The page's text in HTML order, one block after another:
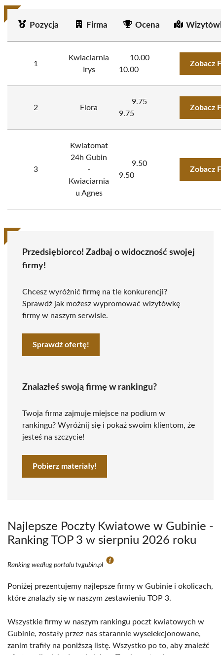
Pozycja Firma Ocena
1
Kwiaciarnia
Irys
10.00
10.00
Zobacz
2 Flora
9.75
9.75
Zobacz
3
Kwiatomat
24h Gubin
-
Kwiaciarnia
u Agnes
9.50
9.50
Zobacz
Przedsiębiorco! Zadbaj o widoczność swojej
firmy!
Chcesz wyróżnić firmę na tle konkurencji?
Sprawdź jak możesz wypromować wizytówkę
firmy w naszym serwisie.
Sprawdź ofertę!
Znalazłeś swoją firmę w rankingu?
Twoja firma zajmuje miejsce na podium w
rankingu? Wyróżnij się i pokaż swoim klientom, że
jesteś na szczycie!
Pobierz materiały!
Najlepsze Poczty Kwiatowe w Gubinie -
Ranking TOP 3 w sierpniu 2026 roku
Ranking według portalu tvgubin.pl
Poniżej prezentujemy najlepsze firmy w Gubinie i okolicach,
które znalazły się w naszym zestawieniu TOP 3.
Wszystkie firmy w naszym rankingu poczt kwiatowych w
Gubinie, zostały przez nas starannie wyselekcjonowane,
zanim trafiły na poniższą listę. Wszystko po to, aby znaleźć